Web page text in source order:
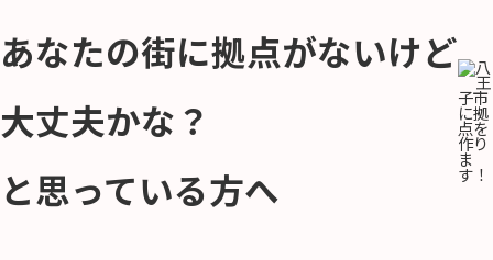
あなたの街に拠点がないけど
大丈夫かな？
と思っている方へ